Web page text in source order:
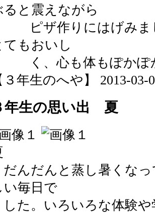
ると震えながら
ザ作りにはげみまし
てもおいし
、心も体もぽかぽ
３年生のへや】 2013-03-
年生の思い出 夏
んだんと蒸し暑くなっ
い毎日で
た。いろいろな体験や